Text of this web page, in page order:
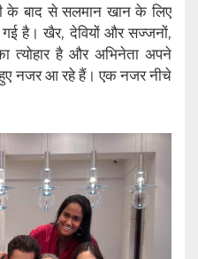
के बाद से सलमान खान के लिए
गई है। खैर, देवियों और सज्जनों,
है और‌ अभिनेता अपने
हुए नजर आ रहे हैं। एक नजर नीचे